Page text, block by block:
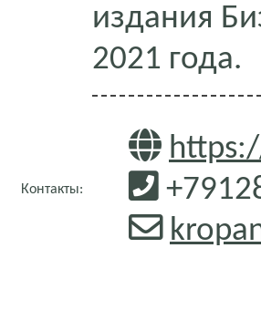
издания
2021 года.
Контакты: